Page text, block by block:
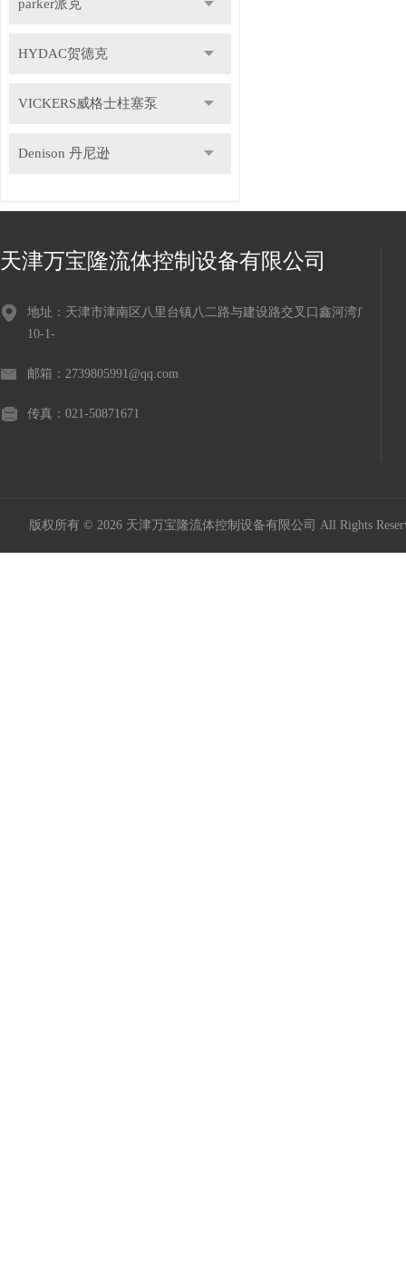
parker派克
HYDAC贺德克
VICKERS威格士柱塞泵
Denison 丹尼逊
天津万宝隆流体控制设备有限公司
地址：天津市津南区八里台镇八二路与建设路交叉口鑫河湾广场
10-1-
邮箱：2739805991@qq.com
传真：021-50871671
版权所有 © 2026 天津万宝隆流体控制设备有限公司 All Rights